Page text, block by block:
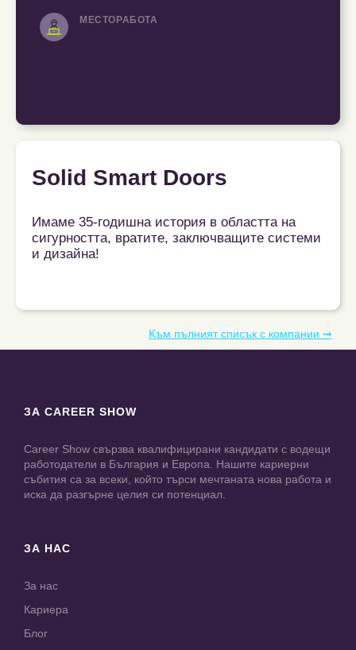
МЕСТОРАБОТА
Solid Smart Doors
Имаме 35-годишна история в областта на
сигурността, вратите, заключващите системи
и дизайна!
Kъм пълният списък с компании ➞
ЗА CAREER SHOW
Career Show свързва квалифицирани кандидати с водещи
работодатели в България и Европа. Нашите кариерни
събития са за всеки, който търси мечтаната нова работа и
иска да разгърне целия си потенциал.
ЗА НАС
За нас
Кариера
Блог